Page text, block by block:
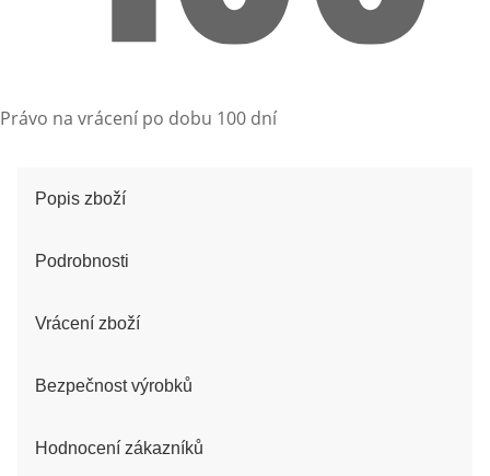
Právo na vrácení po dobu 100 dní
Popis zboží
Podrobnosti
Vrácení zboží
Bezpečnost výrobků
Hodnocení zákazníků